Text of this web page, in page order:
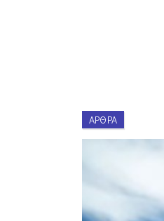
ΆΡΘΡΑ